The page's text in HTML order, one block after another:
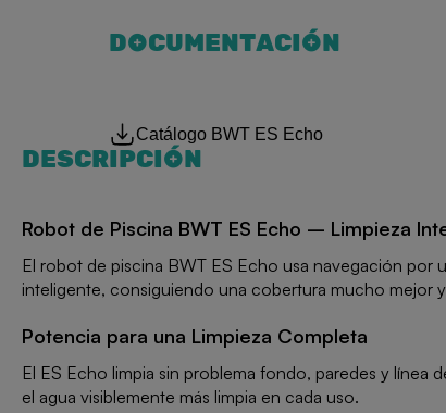
DOCUMENTACIÓN
Catálogo BWT ES Echo
DESCRIPCIÓN
Robot de Piscina BWT ES Echo – Limpieza
El robot de piscina BWT ES Echo usa navegación por
inteligente, consiguiendo una cobertura mucho mejor
Potencia para una Limpieza Completa
El ES Echo limpia sin problema fondo, paredes y línea
el agua visiblemente más limpia en cada uso.